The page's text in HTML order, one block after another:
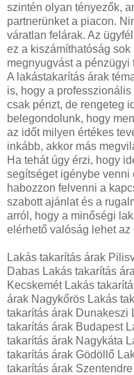
szintén olyan tényezők,
partnerünket a piacon.
váratlan felárak. Az
ez a kiszámíthatóság
megnyugvást a pénzügyi
A lakástakarítás árak
is, hogy a
csak pénzt, de rengeteg
belegondolunk, hogy
az időt milyen értékes
inkább, akkor más
Ha tehát úgy érzi, hogy
segítséget igénybe venni
habozzon felvenni a
szabott ajánlat és a
arról, hogy a minőségi
elérhető valóság lehet az
Lakás takarítás árak
Dabas Lakás takarítás
Kecskemét Lakás
árak Nagykőrös Lakás
takarítás árak Dunakeszi
takarítás árak Budapest
takarítás árak Nagykáta
takarítás árak Gödöllő
takarítás árak